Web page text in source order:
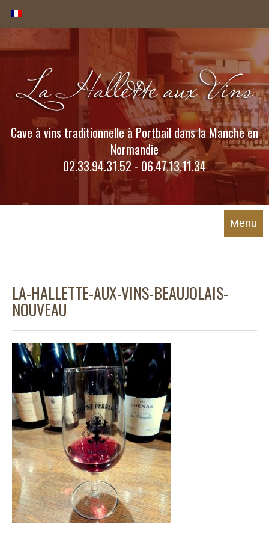
Cave à vins traditionnelle à Portbail dans la Manche en
Normandie
02.33.94.31.52 - 06.47.13.11.34
Menu
LA-HALLETTE-AUX-VINS-BEAUJOLAIS-
NOUVEAU
Cookies management panel